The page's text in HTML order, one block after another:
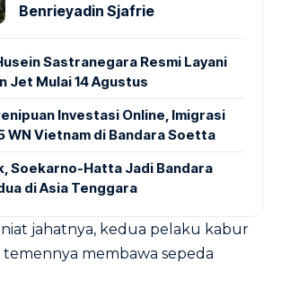
Benrieyadin Sjafrie
Sastranegara Resmi Layani
Jet Mulai 14 Agustus
Investasi Online, Imigrasi
WN Vietnam di Bandara Soetta
Soekarno-Hatta Jadi Bandara
di Asia Tenggara
jahatnya, kedua pelaku kabur
temennya membawa sepeda